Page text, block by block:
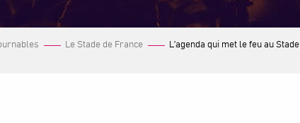
Le Stade de France L’agenda qui met le feu au Stade